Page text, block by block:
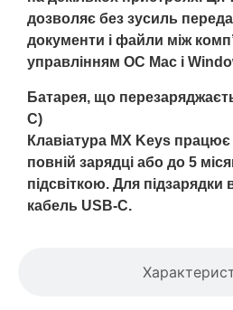
дозволяє без зусиль
документи і файли між
управлінням ОС Mac і
Батарея, що
C)
Клавіатура MX Keys
повній зарядці або до 5
підсвіткою. Для підзарядки
кабель USB-C.